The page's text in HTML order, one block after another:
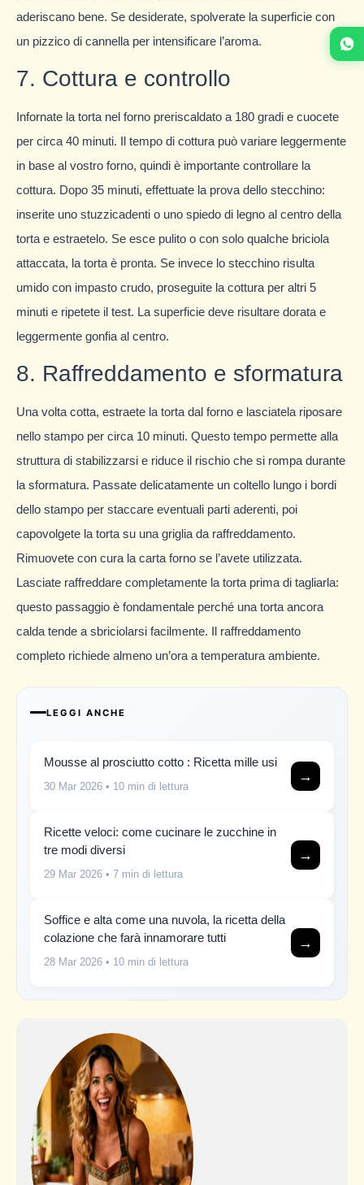
aderiscano bene. Se desiderate, spolverate la superficie con
un pizzico di cannella per intensificare l’aroma.
7. Cottura e controllo
Infornate la torta nel forno preriscaldato a 180 gradi e cuocete
per circa 40 minuti. Il tempo di cottura può variare leggermente
in base al vostro forno, quindi è importante controllare la
cottura. Dopo 35 minuti, effettuate la prova dello stecchino:
inserite uno stuzzicadenti o uno spiedo di legno al centro della
torta e estraetelo. Se esce pulito o con solo qualche briciola
attaccata, la torta è pronta. Se invece lo stecchino risulta
umido con impasto crudo, proseguite la cottura per altri 5
minuti e ripetete il test. La superficie deve risultare dorata e
leggermente gonfia al centro.
8. Raffreddamento e sformatura
Una volta cotta, estraete la torta dal forno e lasciatela riposare
nello stampo per circa 10 minuti. Questo tempo permette alla
struttura di stabilizzarsi e riduce il rischio che si rompa durante
la sformatura. Passate delicatamente un coltello lungo i bordi
dello stampo per staccare eventuali parti aderenti, poi
capovolgete la torta su una griglia da raffreddamento.
Rimuovete con cura la carta forno se l’avete utilizzata.
Lasciate raffreddare completamente la torta prima di tagliarla:
questo passaggio è fondamentale perché una torta ancora
calda tende a sbriciolarsi facilmente. Il raffreddamento
completo richiede almeno un’ora a temperatura ambiente.
LEGGI ANCHE
Mousse al prosciutto cotto : Ricetta mille usi
30 Mar 2026 • 10 min di lettura
→
Ricette veloci: come cucinare le zucchine in
tre modi diversi
29 Mar 2026 • 7 min di lettura
→
Soffice e alta come una nuvola, la ricetta della
colazione che farà innamorare tutti
28 Mar 2026 • 10 min di lettura
→